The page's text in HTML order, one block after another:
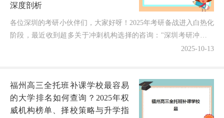
深度剖析
各位深圳的考研小伙伴们，大家好呀！2025年考研备战进入白热化
阶段，最近收到超多关于冲刺机构选择的咨询："深圳考研冲刺辅
导机构培训机构哪家强一点？"作为在考研辅导领域深耕...2025-10-13
福州高三全托班补课学校最容易
的大学排名如何查询？2025年权
威机构榜单、择校策略与升学指